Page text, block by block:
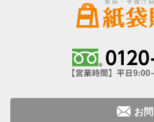
お